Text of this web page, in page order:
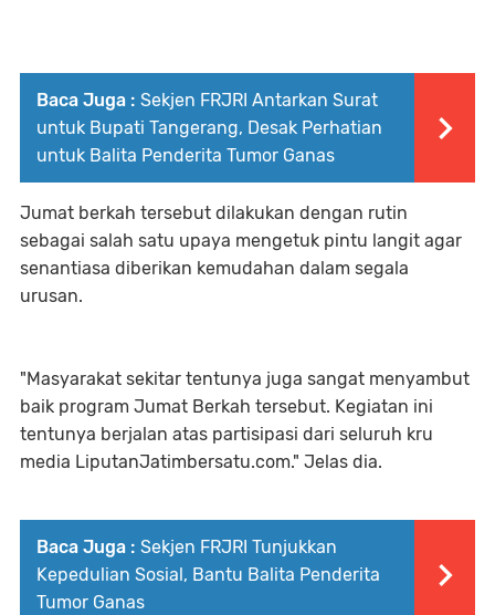
Baca Juga : Sekjen FRJRI Antarkan Surat
untuk Bupati Tangerang, Desak Perhatian
untuk Balita Penderita Tumor Ganas
Jumat berkah tersebut dilakukan dengan rutin
sebagai salah satu upaya mengetuk pintu langit agar
senantiasa diberikan kemudahan dalam segala
urusan.
"Masyarakat sekitar tentunya juga sangat menyambut
baik program Jumat Berkah tersebut. Kegiatan ini
tentunya berjalan atas partisipasi dari seluruh kru
media LiputanJatimbersatu.com." Jelas dia.
Baca Juga : Sekjen FRJRI Tunjukkan
Kepedulian Sosial, Bantu Balita Penderita
Tumor Ganas